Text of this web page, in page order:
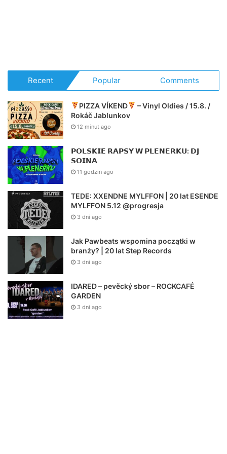
Recent Popular Comments
PIZZA VÍKEND
– Vinyl Oldies / 15.8. /
Rokáč Jablunkov
12 minut ago
𝗣𝗢𝗟𝗦𝗞𝗜𝗘 𝗥𝗔𝗣𝗦𝗬 𝗪 𝗣𝗟𝗘𝗡𝗘𝗥𝗞𝗨: 𝗗𝗝
𝗦𝗢𝗜𝗡𝗔
11 godzin ago
TEDE: XXENDNE MYLFFON | 20 lat ESENDE
MYLFFON 5.12 @progresja
3 dni ago
Jak Pawbeats wspomina początki w
branży? | 20 lat Step Records
3 dni ago
IDARED – pevěcký sbor – ROCKCAFÉ
GARDEN
3 dni ago